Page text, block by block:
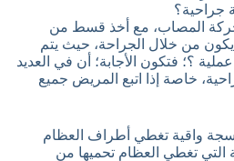
جراحية؟
حركة المصاب، مع أخذ قسط من
يكون من خلال الجراحة، حيث يتم
؟؛ فتكون الأجابة؛ أن في العديد
خاصة إذا اتبع المريض جميع
واقية تغطي أطراف العظام
تغطي العظام تحميها من